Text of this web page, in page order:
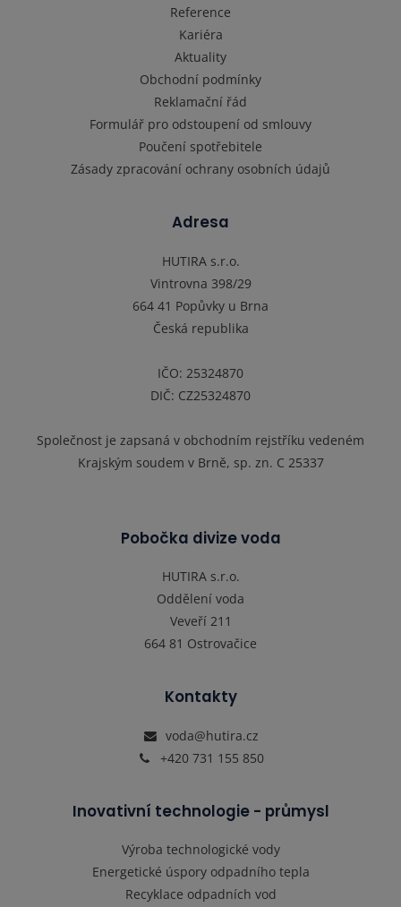
Reference
Kariéra
Aktuality
Obchodní podmínky
Reklamační řád
Formulář pro odstoupení od smlouvy
Poučení spotřebitele
Zásady zpracování ochrany osobních údajů
Adresa
HUTIRA s.r.o.
Vintrovna 398/29
664 41 Popůvky u Brna
Česká republika
IČO: 25324870
DIČ: CZ25324870
Společnost je zapsaná v obchodním rejstříku vedeném
Krajským soudem v Brně, sp. zn. C 25337
Pobočka divize voda
HUTIRA s.r.o.
Oddělení voda
Veveří 211
664 81 Ostrovačice
Kontakty
voda@hutira.cz
+420 731 155 850
Inovativní technologie - průmysl
Výroba technologické vody
Energetické úspory odpadního tepla
Recyklace odpadních vod